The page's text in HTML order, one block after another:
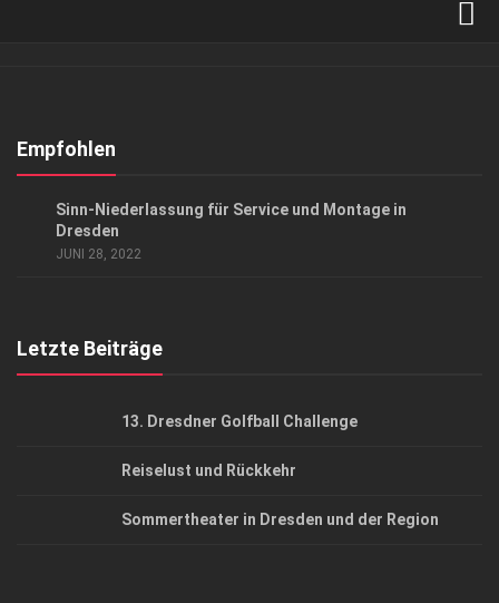
Kontakt, Impressum
Empfohlen
Sinn-Niederlassung für Service und Montage in
Dresden
JUNI 28, 2022
Letzte Beiträge
13. Dresdner Golfball Challenge
Reiselust und Rückkehr
Sommertheater in Dresden und der Region